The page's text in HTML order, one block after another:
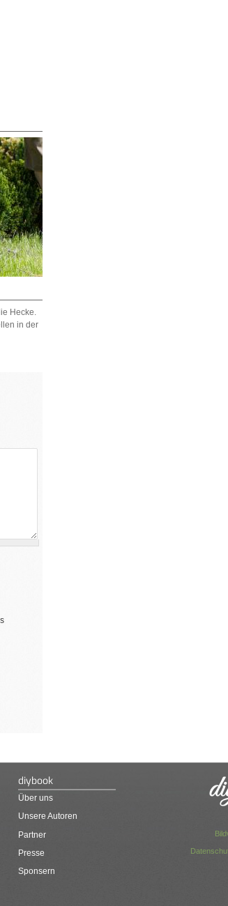
Hecke.
in der
diybook
Über uns
Unsere Autoren
Partner
Presse
Sponsern